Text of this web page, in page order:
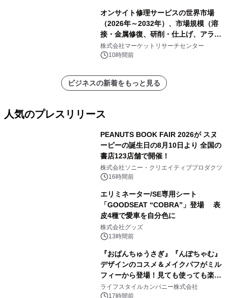
オンサイト修理サービスの世界市場
（2026年～2032年）、市場規模（溶
接・金属修復、研削・仕上げ、アライ
メント、その他）・分析レポートを発
表
株式会社マーケットリサーチセンター
10時間前
ビジネスの新着をもっと見る
人気のプレスリリース
PEANUTS BOOK FAIR 2026が スヌ
ーピーの誕生日の8月10日より 全国の
書店123店舗で開催！
株式会社ソニー・クリエイティブプロダクツ
16時間前
エリミネーター/SE専用シート
「GOODSEAT “COBRA”」登場 表
皮4種で愛車を自分色に
株式会社グッズ
13時間前
『おぱんちゅうさぎ』『んぽちゃむ』
デザインのコスメ＆メイクパフがミル
フィーから登場！見ても使っても楽し
い、ポップでキュートなコレクショ
ライフスタイルカンパニー株式会社
17時間前